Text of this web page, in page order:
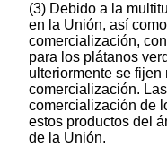
(3) Debido a la
en la Unión, así
comercialización,
para los plátanos
ulteriormente se
comercialización.
comercialización de
estos productos del
de la Unión.